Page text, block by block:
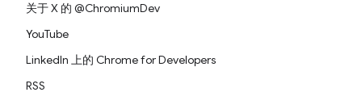
关于 X 的 @ChromiumDev
YouTube
LinkedIn 上的 Chrome for Developers
RSS